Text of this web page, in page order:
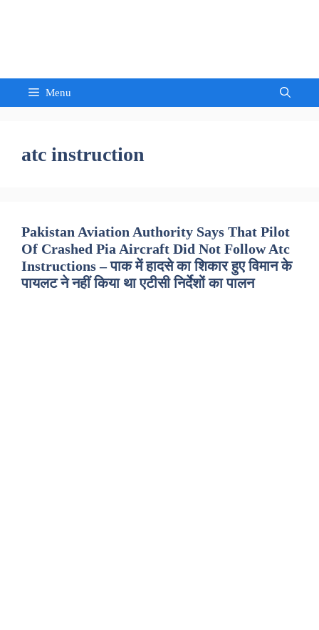
Menu
atc instruction
Pakistan Aviation Authority Says That Pilot
Of Crashed Pia Aircraft Did Not Follow Atc
Instructions – पाक में हादसे का शिकार हुए विमान के
पायलट ने नहीं किया था एटीसी निर्देशों का पालन